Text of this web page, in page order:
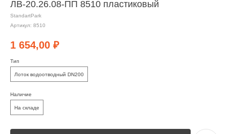
ЛВ-20.26.08-ПП 8510 пластиковый
StandartPark
Артикул: 8510
1 654,00 ₽
Тип
Лоток водоотводный DN200
Наличие
На складе